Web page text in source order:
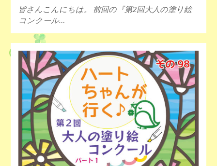
皆さんこんにちは。 前回の『第2回大人の塗り絵
コンクール…